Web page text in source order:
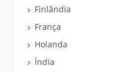
Finlândia
França
Holanda
Índia